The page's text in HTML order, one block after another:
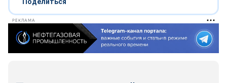
РЕКЛАМА